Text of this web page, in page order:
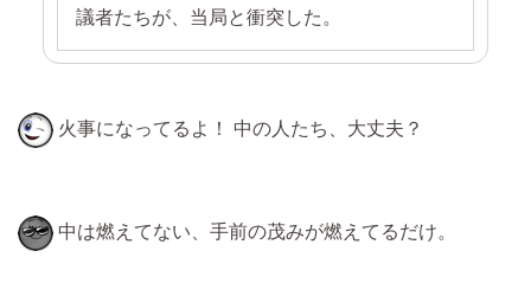
議者たちが、当局と衝突した。
火事になってるよ！ 中の人たち、大丈夫？
中は燃えてない、手前の茂みが燃えてるだけ。